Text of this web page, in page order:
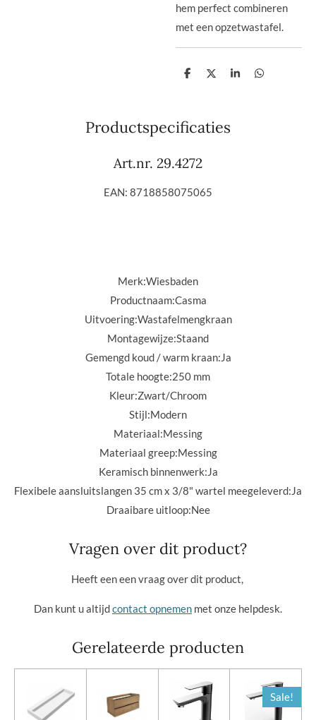
hem perfect combineren
met een opzetwastafel.
D
n
D
S
D
Productspecificaties
Art.nr. 29.4272
EAN: 8718858075065
Merk:Wiesbaden
Productnaam:Casma
Uitvoering:Wastafelmengkraan
Montagewijze:Staand
Gemengd koud / warm kraan:Ja
Totale hoogte:250 mm
Kleur:Zwart/Chroom
Stijl:Modern
Materiaal:Messing
Materiaal greep:Messing
Keramisch binnenwerk:Ja
Flexibele aansluitslangen 35 cm x 3/8" wartel meegeleverd:Ja
Draaibare uitloop:Nee
Vragen over dit product?
Heeft een een vraag over dit product,
Dan kunt u altijdcontact opnemen met onze helpdesk.
Gerelateerde producten
Sale!